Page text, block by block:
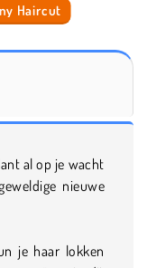
Haircut
al op je wacht
nieuwe
je haar lokken